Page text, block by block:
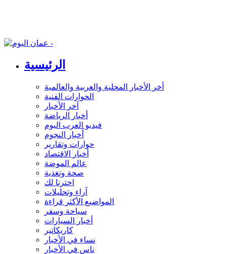
الرئيسية
أخر الأخبار المحلية والعربية والعالمية
الحوارات الفنية
آخر الأخبار
أخبار الرياضة
فيديو العرب اليوم
أخبار النجوم
حوارات وتقارير
أخبار الاقتصاد
عالم الموضة
صحة وتغذية
اخترنا لك
آراء وتحليلات
المواضيع الأكثر قراءة
سياحة وسفر
أخبار السيارات
كاريكاتير
نساء في الأخبار
ناس في الأخبار